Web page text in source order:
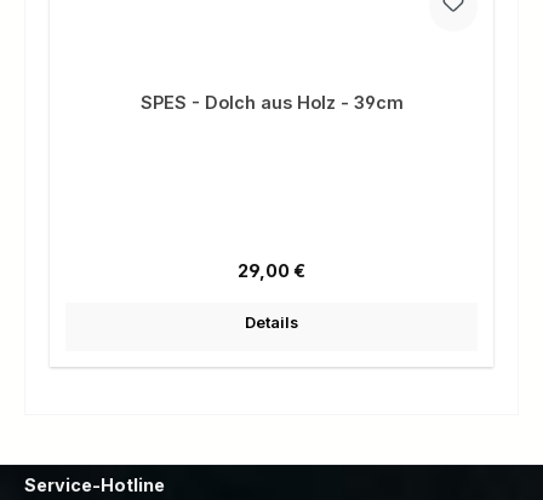
SPES - Dolch aus Holz - 39cm
Regulärer Preis:
29,00 €
Details
Service-Hotline